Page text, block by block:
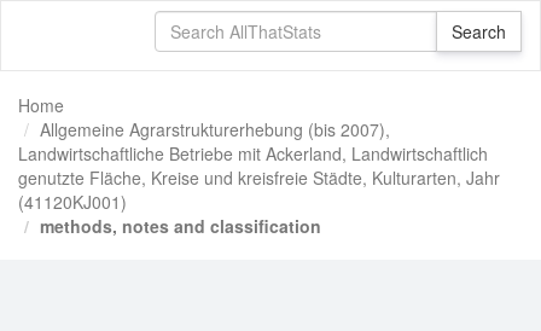
Home
Allgemeine Agrarstrukturerhebung (bis 2007),
Landwirtschaftliche Betriebe mit Ackerland, Landwirtschaftlich
genutzte Fläche, Kreise und kreisfreie Städte, Kulturarten, Jahr
(41120KJ001)
methods, notes and classification